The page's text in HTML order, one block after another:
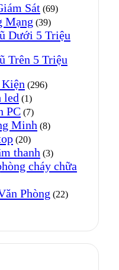
Sát (69)
Mạng (39)
Dưới 5 Triệu
Trên 5 Triệu
(296)
led (1)
PC (7)
Minh (8)
(20)
thanh (3)
cháy chữa
Phòng (22)